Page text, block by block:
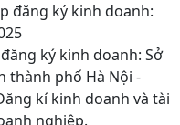
đăng ký kinh doanh:
ký kinh doanh: Sở
thành phố Hà Nội -
kí kinh doanh và tài
nghiệp.